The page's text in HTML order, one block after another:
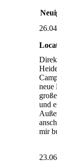
neue
und
mir